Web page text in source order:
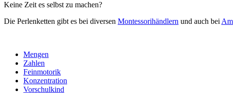
Keine Zeit es selbst zu machen?
Die Perlenketten gibt es bei diversen Montessorihändlern und auch bei
Mengen
Zahlen
Feinmotorik
Konzentration
Vorschulkind